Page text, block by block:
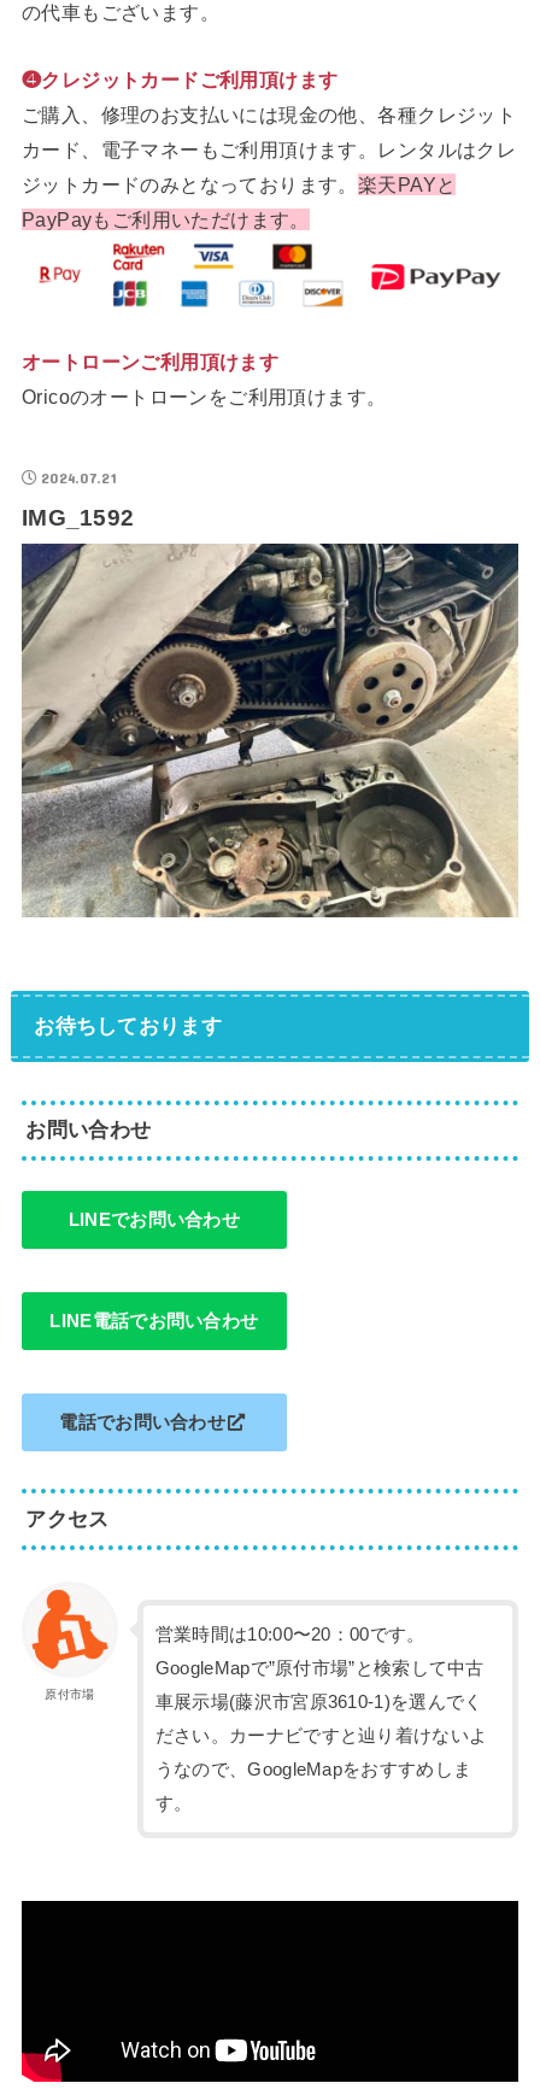
の代車もございます。
❹クレジットカードご利用頂けます
ご購入、修理のお支払いには現金の他、各種クレジット
カード、電子マネーもご利用頂けます。レンタルはクレ
ジットカードのみとなっております。 楽天PAYと
PayPayもご利用いただけます。
オートローンご利用頂けます
Oricoのオートローンをご利用頂けます。
2024.07.21
IMG_1592
お待ちしております
お問い合わせ
LINEでお問い合わせ
LINE電話でお問い合わせ
電話でお問い合わせ
アクセス
原付市場
営業時間は10:00〜20：00です。
GoogleMapで”原付市場”と検索して中古
車展示場(藤沢市宮原3610-1)を選んでく
ださい。カーナビですと辿り着けないよ
うなので、GoogleMapをおすすめしま
す。